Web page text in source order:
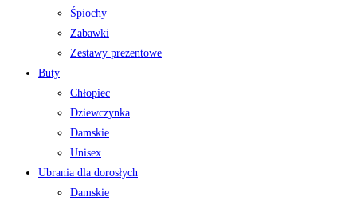
Śpiochy
Zabawki
Zestawy prezentowe
Buty
Chłopiec
Dziewczynka
Damskie
Unisex
Ubrania dla dorosłych
Damskie